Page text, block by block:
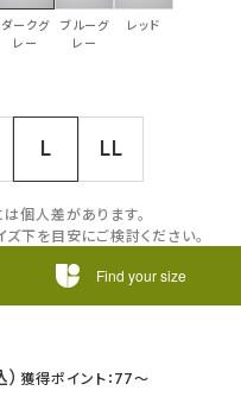
ダークグ
レー
ブルーグ
レー
レッド
L LL
77
個人差があります。
下を目安にご検討ください。
Find your size